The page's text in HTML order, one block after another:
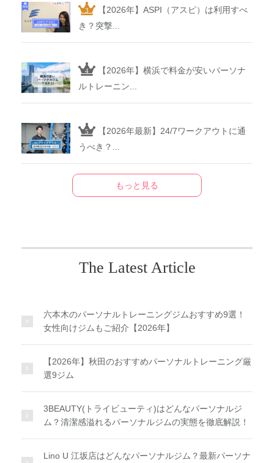
【2026年】ASPI（アスピ）は利用すべ
き？突撃...
【2026年】横浜で料金が安いパーソナ
ルトレーニン...
【2026年最新】24/7ワークアウトに通
うべき？...
もっと見る
The Latest Article
六本木のパーソナルトレーニングジムおすすめ9選！
女性向けジムもご紹介【2026年】
【2026年】秋田のおすすめパーソナルトレーニング厳
選9ジム
3BEAUTY(トライビューティ)はどんなパーソナルジ
ム？清潔感溢れるパーソナルジムの実態を徹底解説！
Lino U 江坂店はどんなパーソナルジム？最新パーソナ